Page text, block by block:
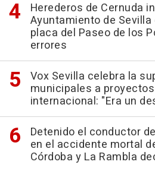
Herederos de Cernuda
Ayuntamiento de
placa del Paseo de los
errores
Vox Sevilla celebra la
municipales a
internacional: "Era un
Detenido el conductor
en el accidente mortal
Córdoba y La Rambla